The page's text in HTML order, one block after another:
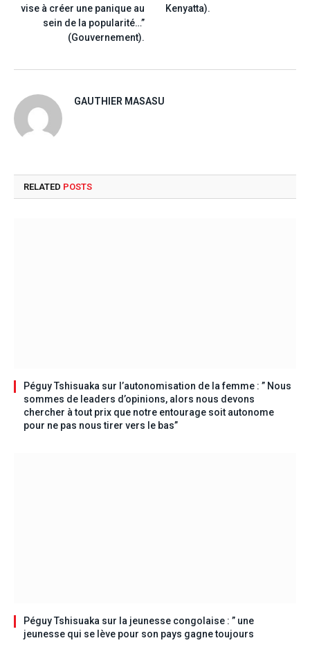
vise à créer une panique au
sein de la popularité…”
(Gouvernement).
Kenyatta).
GAUTHIER MASASU
RELATED POSTS
Péguy Tshisuaka sur l’autonomisation de la femme : ” Nous
sommes de leaders d’opinions, alors nous devons
chercher à tout prix que notre entourage soit autonome
pour ne pas nous tirer vers le bas”
Péguy Tshisuaka sur la jeunesse congolaise : ” une
jeunesse qui se lève pour son pays gagne toujours